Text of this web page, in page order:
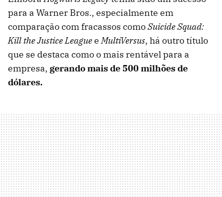
para a Warner Bros., especialmente em
comparação com fracassos comoSuicide Squad:
Kill the Justice LeagueeMultiVersus, há outro título
que se destaca como o mais rentável para a
empresa, gerando mais de 500 milhões de
dólares.